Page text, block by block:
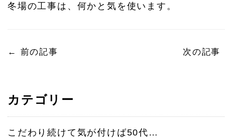
冬場の工事は、何かと気を使います。
← 前の記事 次の記事
カテゴリー
こだわり続けて気が付けば50代…